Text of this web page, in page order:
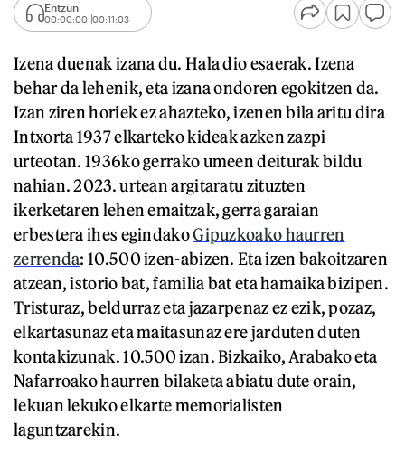
Entzun
00:00:00 00:11:03
Izena duenak izana du. Hala dio esaerak. Izena
behar da lehenik, eta izana ondoren egokitzen da.
Izan ziren horiek ez ahazteko, izenen bila aritu dira
Intxorta 1937 elkarteko kideak azken zazpi
urteotan. 1936ko gerrako umeen deiturak bildu
nahian. 2023. urtean argitaratu zituzten
ikerketaren lehen emaitzak, gerra garaian
erbestera ihes egindakoGipuzkoako haurren
zerrenda: 10.500 izen-abizen. Eta izen bakoitzaren
atzean, istorio bat, familia bat eta hamaika bizipen.
Tristuraz, beldurraz eta jazarpenaz ez ezik, pozaz,
elkartasunaz eta maitasunaz ere jarduten duten
kontakizunak. 10.500 izan. Bizkaiko, Arabako eta
Nafarroako haurren bilaketa abiatu dute orain,
lekuan lekuko elkarte memorialisten
laguntzarekin.